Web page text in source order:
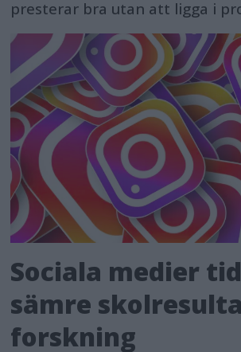
presterar bra utan att ligga i
Sociala medier
sämre
forskning